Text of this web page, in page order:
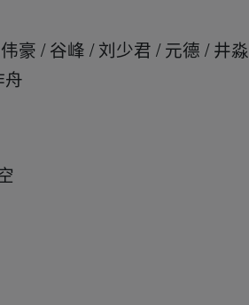
/ 谷峰 / 刘少君 / 元德 / 井
舟